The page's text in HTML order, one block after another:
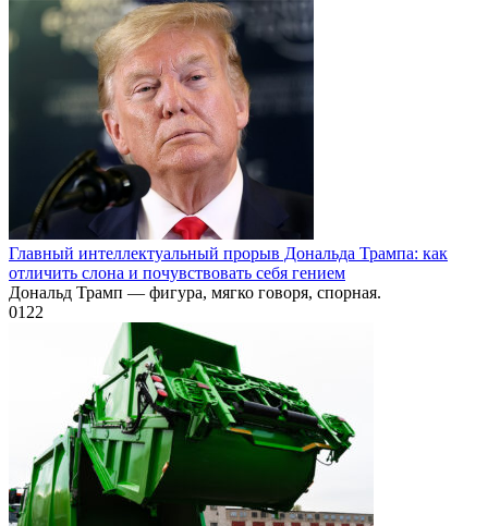
Главный интеллектуальный прорыв Дональда Трампа: как
отличить слона и почувствовать себя гением
Дональд Трамп — фигура, мягко говоря, спорная.
0122